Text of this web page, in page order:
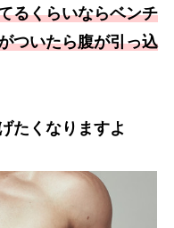
るくらいならベンチ
ついたら腹が引っ込
たくなりますよ